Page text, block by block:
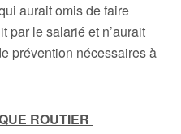
aurait omis de faire
par le salarié et n’aurait
prévention nécessaires à
ROUTIER